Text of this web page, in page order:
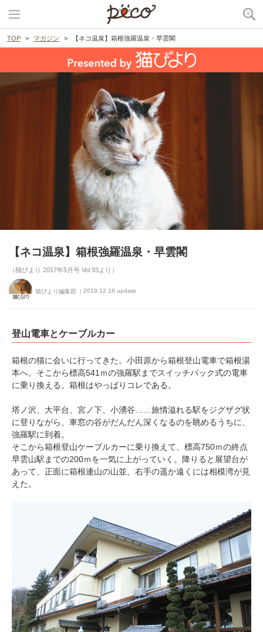
TOP マガジン 【ネコ温泉】箱根強羅温泉・早雲閣
【ネコ温泉】箱根強羅温泉・早雲閣
（猫びより 2017年5月号 Vol.93より）
猫びより編集部 2019.12.16 update
登山電車とケーブルカー
箱根の猫に会いに行ってきた。小田原から箱根登山電車で箱根湯
本へ。そこから標高541ｍの強羅駅までスイッチバック式の電車
に乗り換える。箱根はやっぱりコレである。
塔ノ沢、大平台、宮ノ下、小湧谷……旅情溢れる駅をジグザグ状
に登りながら、車窓の谷がだんだん深くなるのを眺めるうちに、
強羅駅に到着。
そこから箱根登山ケーブルカーに乗り換えて、標高750ｍの終点
早雲山駅までの200ｍを一気に上がっていく。降りると展望台が
あって、正面に箱根連山の山並、右手の遥か遠くには相模湾が見
えた。